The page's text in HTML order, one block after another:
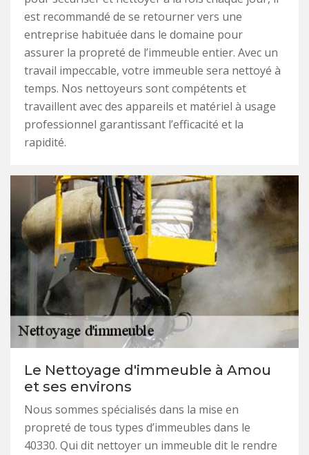
est recommandé de se retourner vers une
entreprise habituée dans le domaine pour
assurer la propreté de l’immeuble entier. Avec un
travail impeccable, votre immeuble sera nettoyé à
temps. Nos nettoyeurs sont compétents et
travaillent avec des appareils et matériel à usage
professionnel garantissant l’efficacité et la
rapidité.
Le Nettoyage d'immeuble à Amou
et ses environs
Nous sommes spécialisés dans la mise en
propreté de tous types d’immeubles dans le
40330. Qui dit nettoyer un immeuble dit le rendre